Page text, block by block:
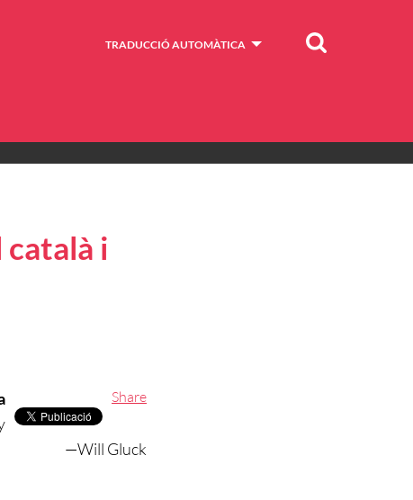
TRADUCCIÓ AUTOMÀTICA Cercar
català i
Share
Will Gluck
—